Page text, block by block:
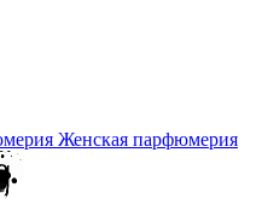
Женская парфюмерия